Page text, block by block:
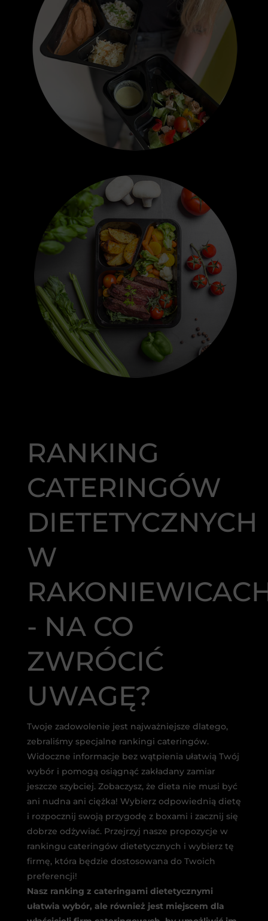
RANKING
CATERINGÓW
DIETETYCZNYCH
W
- NA CO
ZWRÓCIĆ
UWAGĘ?
Twoje zadowolenie jest najważniejsze dlatego,
zebraliśmy specjalne rankingi cateringów.
Widoczne informacje bez wątpienia ułatwią Twój
wybór i pomogą osiągnąć zakładany zamiar
jeszcze szybciej. Zobaczysz, że dieta nie musi być
ani nudna ani ciężka! Wybierz odpowiednią dietę
i rozpocznij swoją przygodę z boxami i zacznij się
dobrze odżywiać. Przejrzyj nasze propozycje w
rankingu cateringów dietetycznych i wybierz tę
firmę, która będzie dostosowana do Twoich
preferencji!
Nasz ranking z cateringami dietetycznymi
ułatwia wybór, ale również jest miejscem dla